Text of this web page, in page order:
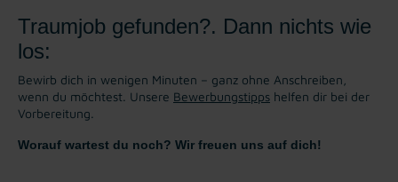
Traumjob gefunden?. Dann nichts wie
los:
Bewirb dich in wenigen Minuten – ganz ohne Anschreiben,
wenn du möchtest. Unsere Bewerbungstipps helfen dir bei der
Vorbereitung.
Worauf wartest du noch? Wir freuen uns auf dich!